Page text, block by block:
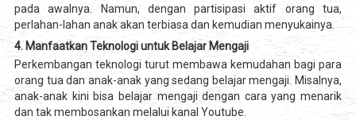
pada awalnya. Namun, dengan partisipasi aktif orang tua,
perlahan-lahan anak akan terbiasa dan kemudian menyukainya.
4. Manfaatkan Teknologi untuk Belajar Mengaji
Perkembangan teknologi turut membawa kemudahan bagi para
orang tua dan anak-anak yang sedang belajar mengaji. Misalnya,
anak-anak kini bisa belajar mengaji dengan cara yang menarik
dan tak membosankan melalui kanal Youtube.